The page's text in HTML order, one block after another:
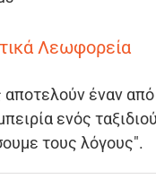
Λεωφορεία
αποτελούν έναν
ενός
τους λόγους".